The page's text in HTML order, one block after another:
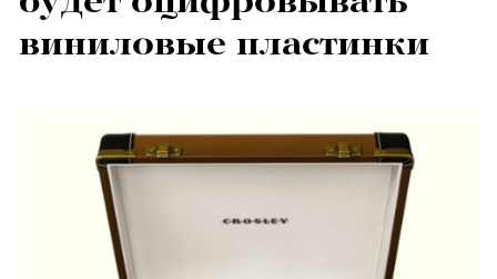
виниловые пластинки